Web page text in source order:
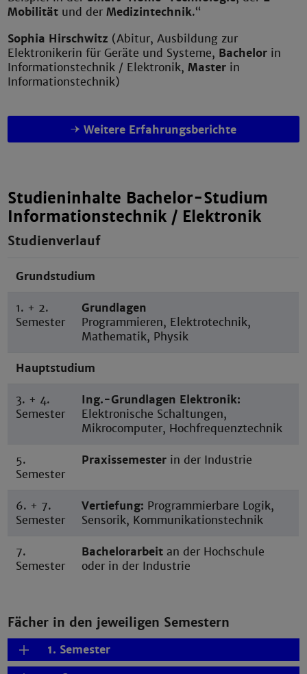
Mobilität und derMedizintechnik.“
Sophia Hirschwitz (Abitur, Ausbildung zur
Elektronikerin für Geräte und Systeme, Bachelor in
Informationstechnik / Elektronik,Master in
Informationstechnik)
Weitere Erfahrungsberichte
Studieninhalte Bachelor-Studium
Informationstechnik / Elektronik
Studienverlauf
Grundstudium
1. + 2.
Semester
Grundlagen
Programmieren, Elektrotechnik,
Mathematik, Physik
Hauptstudium
3. + 4.
Semester
Ing.-Grundlagen Elektronik:
Elektronische Schaltungen,
Mikrocomputer, Hochfrequenztechnik
5.
Semester
Praxissemester in der Industrie
6. + 7.
Semester
Vertiefung: Programmierbare Logik,
Sensorik, Kommunikationstechnik
7.
Semester
Bachelorarbeit an der Hochschule
oder in der Industrie
Fächer in den jeweiligen Semestern
1. Semester